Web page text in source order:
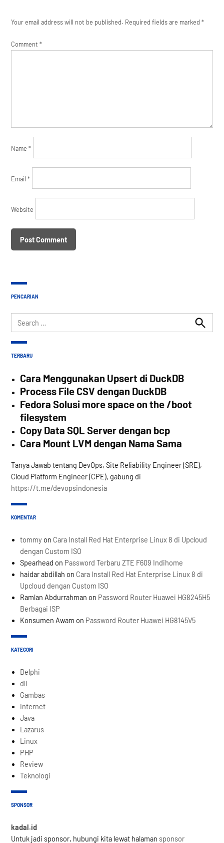
Your email address will not be published. Required fields are marked*
Comment*
Name*
Email*
Website
PENCARIAN
Search
for:
Search
TERBARU
Cara Menggunakan Upsert di DuckDB
Process File CSV dengan DuckDB
Fedora Solusi more space on the /boot
filesystem
Copy Data SQL Server dengan bcp
Cara Mount LVM dengan Nama Sama
Tanya Jawab tentang DevOps, Site Reliability Engineer (SRE),
Cloud Platform Engineer (CPE), gabung di
https://t.me/devopsindonesia
KOMENTAR
tommy on Cara Install Red Hat Enterprise Linux 8 di Upcloud
dengan Custom ISO
Spearhead on Password Terbaru ZTE F609 Indihome
haidar abdillah on Cara Install Red Hat Enterprise Linux 8 di
Upcloud dengan Custom ISO
Ramlan Abdurrahman on Password Router Huawei HG8245H5
Berbagai ISP
Konsumen Awam on Password Router Huawei HG8145V5
KATEGORI
Delphi
dll
Gambas
Internet
Java
Lazarus
Linux
PHP
Review
Teknologi
SPONSOR
kadal.id
Untuk jadi sponsor, hubungi kita lewat halaman sponsor